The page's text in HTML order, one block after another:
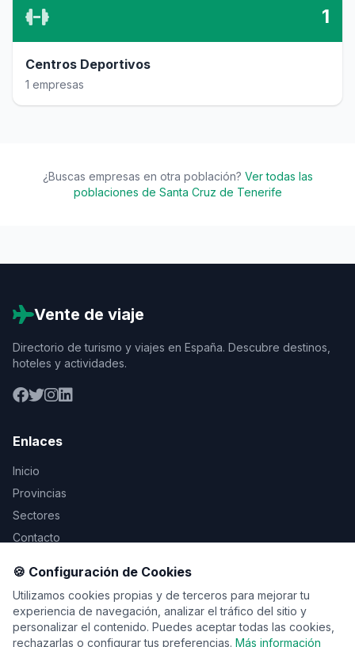
1
Centros Deportivos
1 empresas
¿Buscas empresas en otra población? Ver todas las
poblaciones de Santa Cruz de Tenerife
Vente de viaje
Directorio de turismo y viajes en España. Descubre destinos,
hoteles y actividades.
Enlaces
Inicio
Provincias
Sectores
Contacto
Legal
Aviso Legal
Privacidad
🍪 Configuración de Cookies
Utilizamos cookies propias y de terceros para mejorar tu
experiencia de navegación, analizar el tráfico del sitio y
personalizar el contenido. Puedes aceptar todas las cookies,
rechazarlas o configurar tus preferencias. Más información